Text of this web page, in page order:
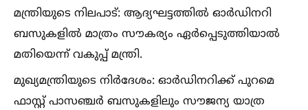
മന്ത്രിയുടെ നിലപാട്: ആദ്യഘട്ടത്തില്‍ ഓർഡിനറി
ബസുകളില്‍ മാത്രം സൗകര്യം ഏർപ്പെടുത്തിയാല്‍
മതിയെന്ന് വകുപ്പ് മന്ത്രി.
മുഖ്യമന്ത്രിയുടെ നിർദേശം: ഓർഡിനറിക്ക് പുറമെ
ഫാസ്റ്റ് പാസഞ്ചർ ബസുകളിലും സൗജന്യ യാത്ര